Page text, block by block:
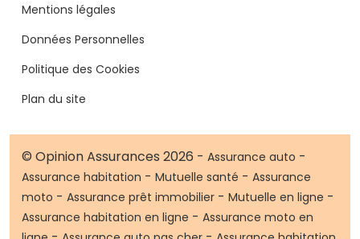
Mentions légales
Données Personnelles
Politique des Cookies
Plan du site
© Opinion Assurances 2026 - Assurance auto -
Assurance habitation - Mutuelle santé - Assurance
moto - Assurance prêt immobilier - Mutuelle en ligne -
Assurance habitation en ligne - Assurance moto en